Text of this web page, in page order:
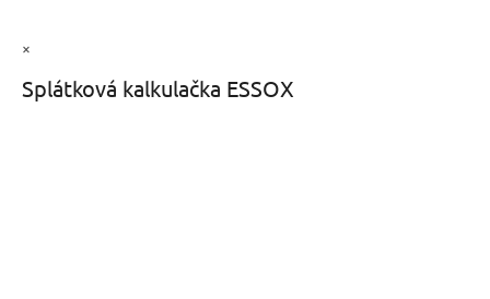
×
Splátková kalkulačka ESSOX